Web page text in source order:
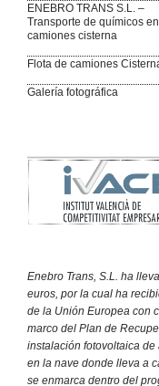
ENEBRO TRANS S.L. –
Transporte de químicos en
camiones cisterna
Flota de camiones
Galería fotográfica
Enebro Trans, S.L. ha
euros, por la cual ha
de la Unión Europea con
marco del Plan de
instalación fotovoltaica
en la nave donde lleva a
se enmarca dentro del